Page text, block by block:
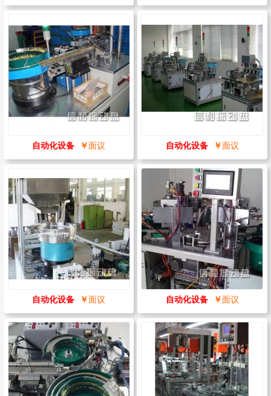
自动化设备 ￥面议 自动化设备 ￥面议
自动化设备 ￥面议 自动化设备 ￥面议